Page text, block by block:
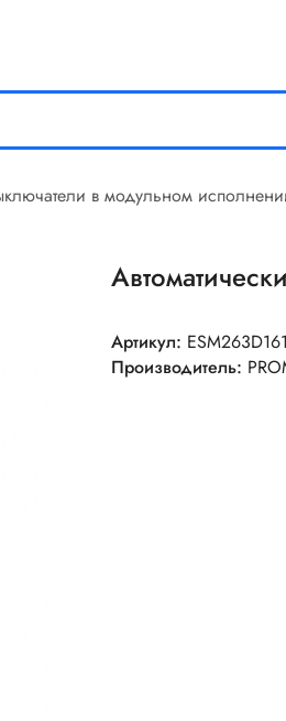
в модульном
Артикул: ESM263D161
Производитель: